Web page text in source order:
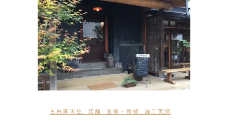
古民家再生 店舗 改修・修繕 施工実績